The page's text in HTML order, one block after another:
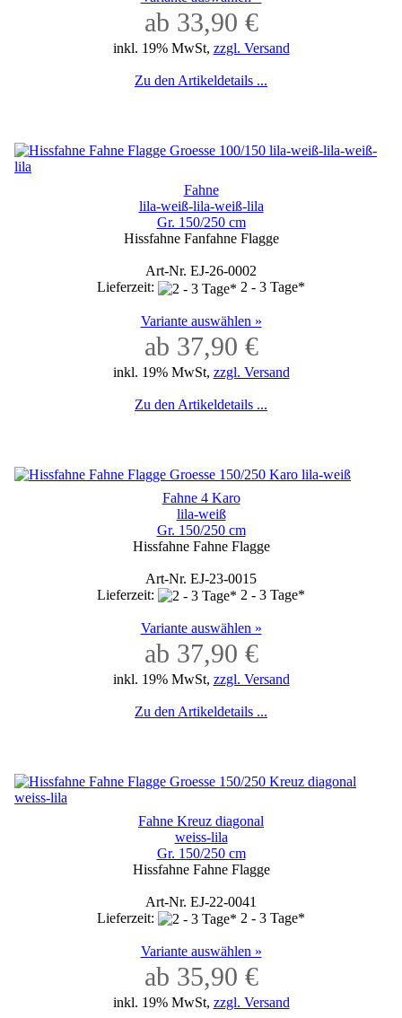
ab 33,90 €
inkl. 19% MwSt, zzgl. Versand
Zu den Artikeldetails ...
Fahne
lila-weiß-lila-weiß-lila
Gr. 150/250 cm
Hissfahne Fanfahne Flagge
Art-Nr. EJ-26-0002
Lieferzeit:
2 - 3 Tage*
Variante auswählen »
ab 37,90 €
inkl. 19% MwSt, zzgl. Versand
Zu den Artikeldetails ...
Fahne 4 Karo
lila-weiß
Gr. 150/250 cm
Hissfahne Fahne Flagge
Art-Nr. EJ-23-0015
Lieferzeit:
2 - 3 Tage*
Variante auswählen »
ab 37,90 €
inkl. 19% MwSt, zzgl. Versand
Zu den Artikeldetails ...
Fahne Kreuz diagonal
weiss-lila
Gr. 150/250 cm
Hissfahne Fahne Flagge
Art-Nr. EJ-22-0041
Lieferzeit:
2 - 3 Tage*
Variante auswählen »
ab 35,90 €
inkl. 19% MwSt, zzgl. Versand